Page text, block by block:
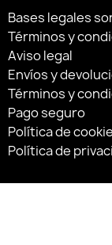
Bases legales
Términos y
Aviso legal
Envíos y
Términos y
Pago seguro
Política de
Política de